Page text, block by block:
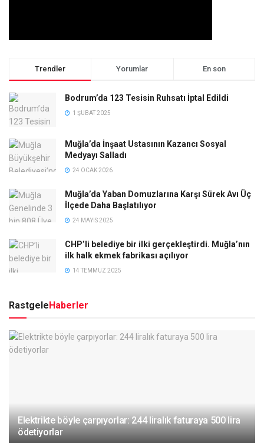
Trendler Yorumlar En son
Bodrum’da 123 Tesisin Ruhsatı İptal Edildi
1 ŞUBAT 2025
Muğla’da İnşaat Ustasının Kazancı Sosyal
Medyayı Salladı
24 OCAK 2026
Muğla’da Yaban Domuzlarına Karşı Sürek Avı Üç
İlçede Daha Başlatılıyor
24 MAYIS 2025
CHP’li belediye bir ilki gerçekleştirdi. Muğla’nın
ilk halk ekmek fabrikası açılıyor
14 TEMMUZ 2025
RastgeleHaberler
Elektrikte böyle çarpıyorlar: 244 liralık faturaya 500 lira
ödetiyorlar